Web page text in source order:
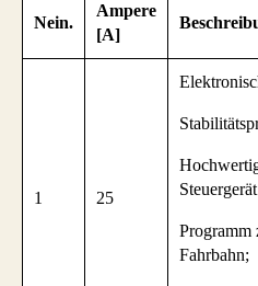
Nein.
Ampere
[A]
1 25
Steuergerät
Programm
Fahrbahn;